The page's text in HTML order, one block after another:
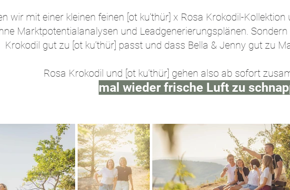
wir mit einer kleinen feinen [ot ku’thür] x Rosa Krokodil-
Marktpotentialanalysen und Leadgenerierungsplänen.
Krokodil gut zu [ot ku’thür] passt und dass Bella & Jenny gut zu
Rosa Krokodil und [ot ku’thür] gehen also ab sofort
mal wieder frische Luft zu